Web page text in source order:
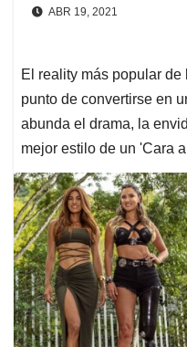
ABR 19, 2021
El reality más popular
punto de convertirse en
abunda el drama, la
mejor estilo de un 'Cara